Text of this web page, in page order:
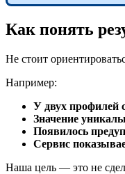
Как понять
Не стоит
Например:
У двух профилей
Значение
Появилось
Сервис
Наша цель — это не